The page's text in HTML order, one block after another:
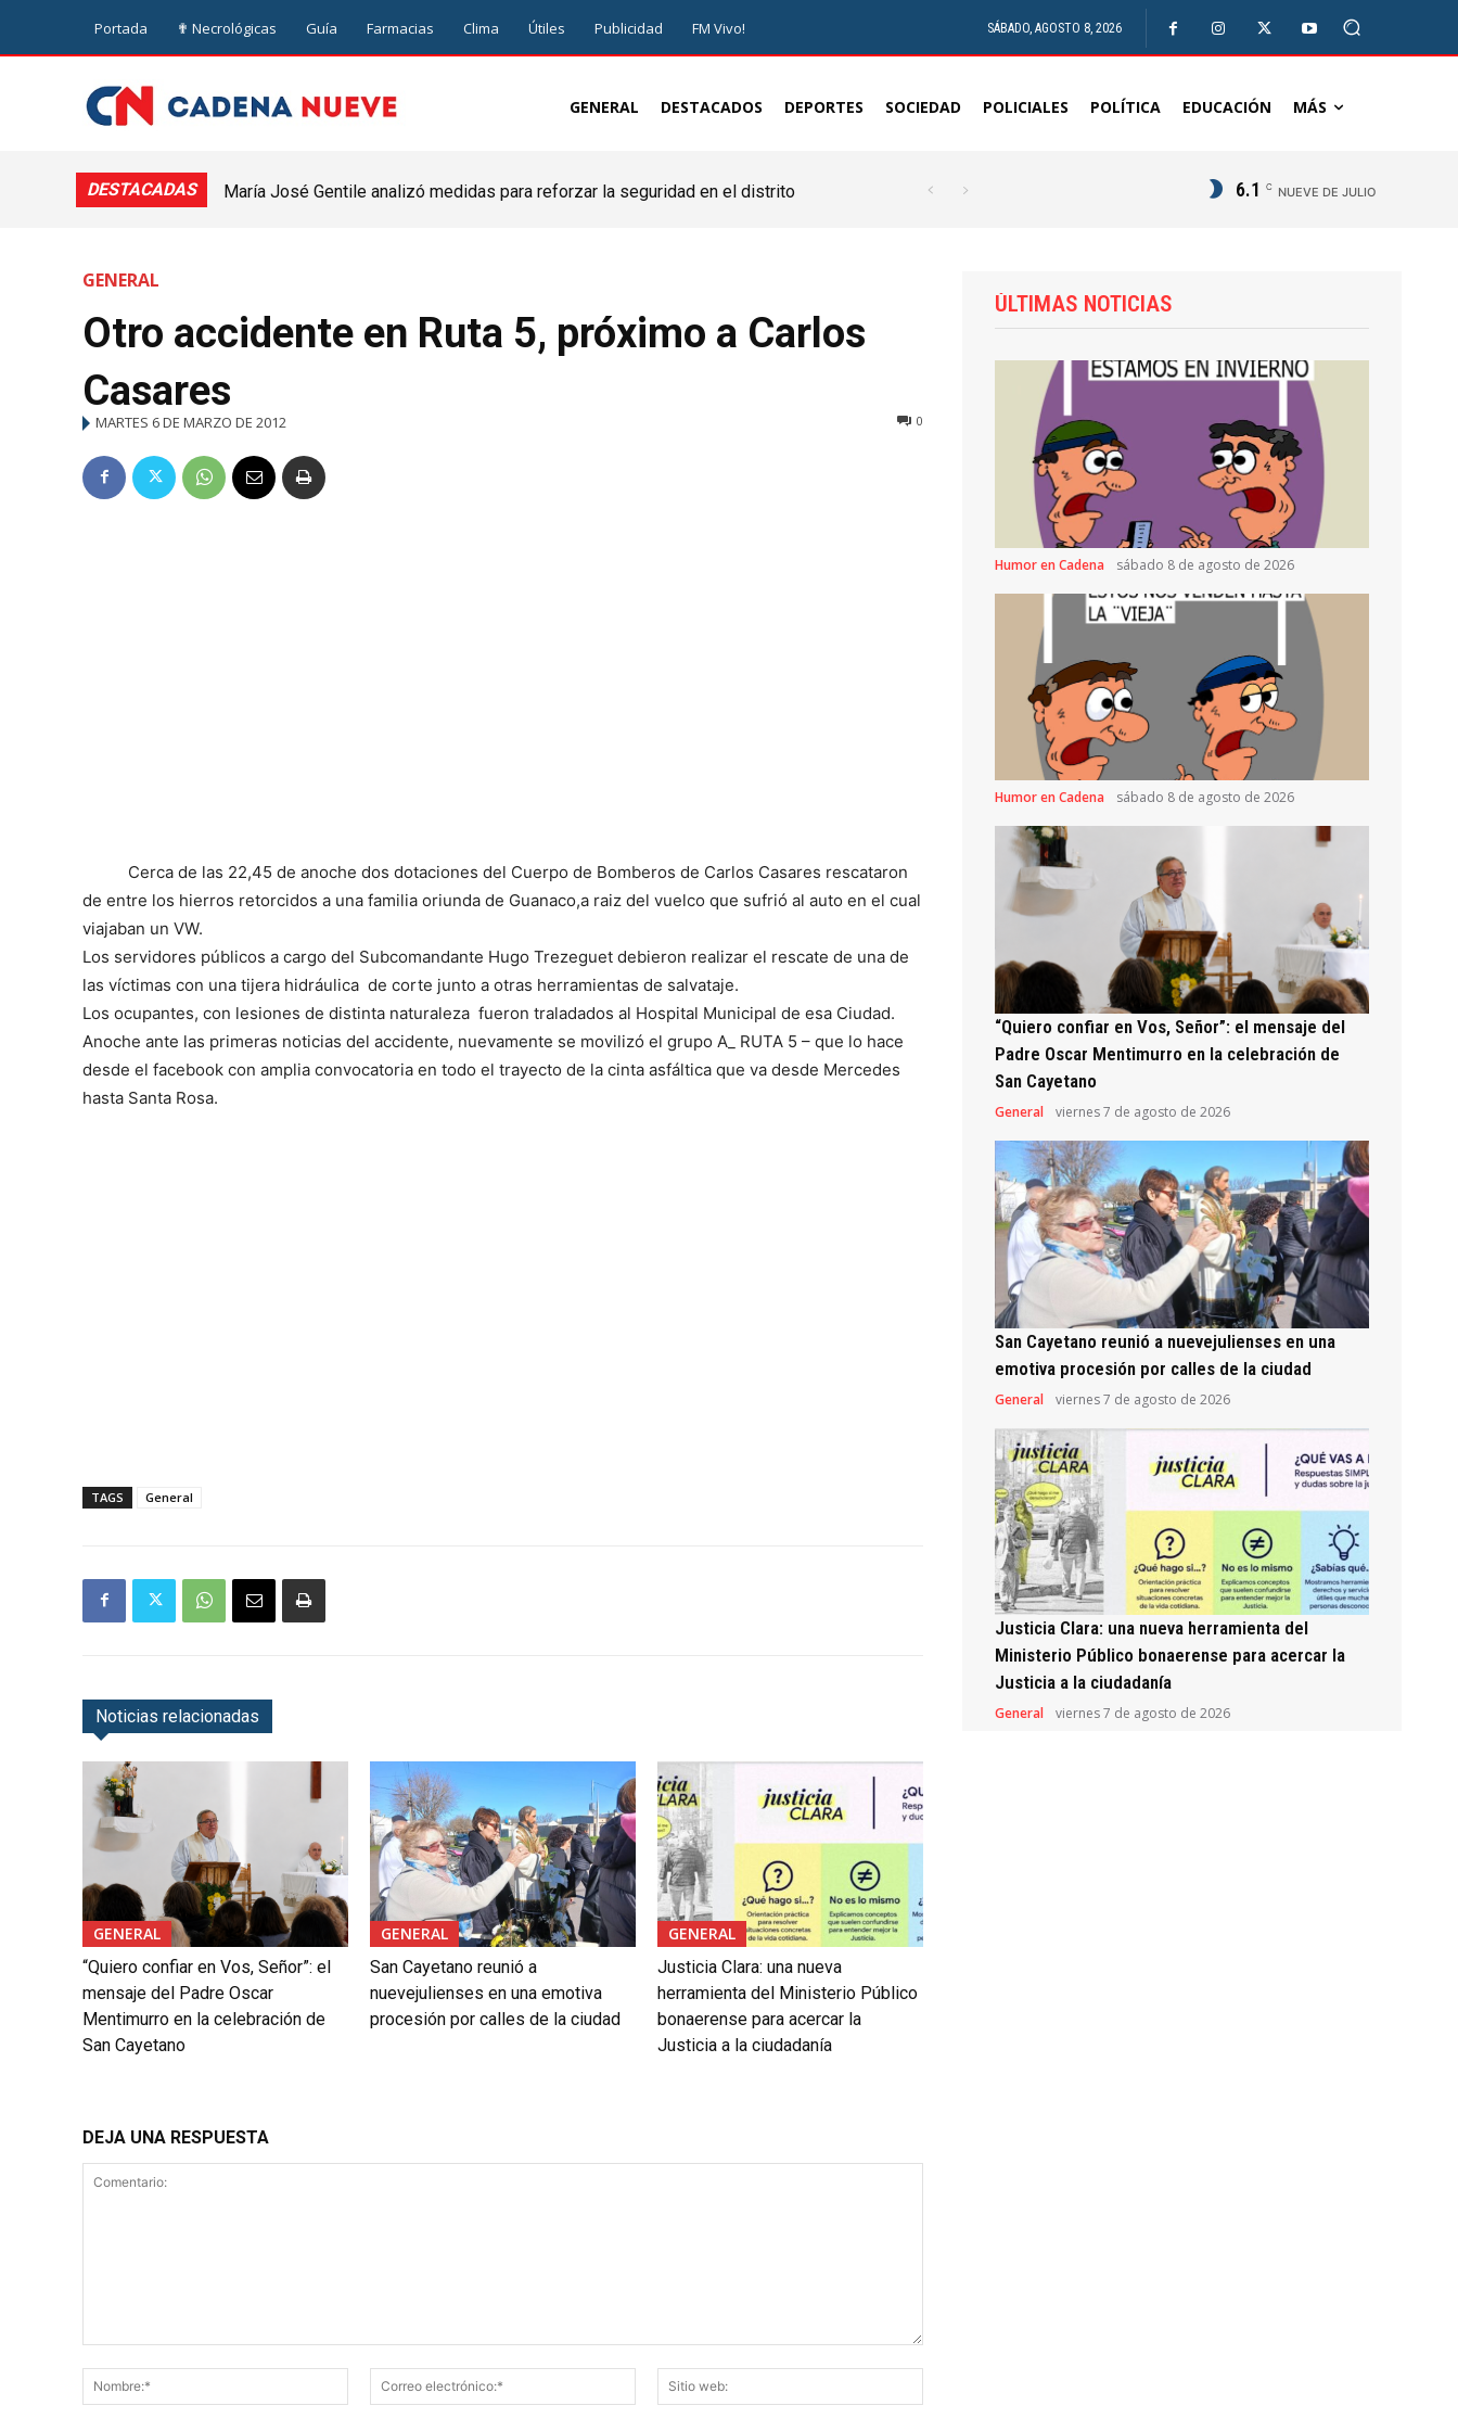
Portada ✟ Necrológicas Guía Farmacias Clima Útiles Publicidad FM Vivo! SÁBADO, AGOSTO 8, 2026
GENERAL DESTACADOS DEPORTES SOCIEDAD POLICIALES POLÍTICA EDUCACIÓN MÁS
DESTACADAS
María José Gentile analizó medidas para reforzar la seguridad en el distrito
6.1 C NUEVE DE JULIO
GENERAL
Otro accidente en Ruta 5, próximo a Carlos
Casares
MARTES 6 DE MARZO DE 2012 0
Cerca de las 22,45 de anoche dos dotaciones del Cuerpo de Bomberos de Carlos Casares rescataron
de entre los hierros retorcidos a una familia oriunda de Guanaco,a raiz del vuelco que sufrió al auto en el cual
viajaban un VW.
Los servidores públicos a cargo del Subcomandante Hugo Trezeguet debieron realizar el rescate de una de
las víctimas con una tijera hidráulica de corte junto a otras herramientas de salvataje.
Los ocupantes, con lesiones de distinta naturaleza fueron traladados al Hospital Municipal de esa Ciudad.
Anoche ante las primeras noticias del accidente, nuevamente se movilizó el grupo A_ RUTA 5 – que lo hace
desde el facebook con amplia convocatoria en todo el trayecto de la cinta asfáltica que va desde Mercedes
hasta Santa Rosa.
TAGS General
Noticias relacionadas
GENERAL
“Quiero confiar en Vos, Señor”: el
mensaje del Padre Oscar
Mentimurro en la celebración de
San Cayetano
GENERAL
San Cayetano reunió a
nuevejulienses en una emotiva
procesión por calles de la ciudad
GENERAL
Justicia Clara: una nueva
herramienta del Ministerio Público
bonaerense para acercar la
Justicia a la ciudadanía
DEJA UNA RESPUESTA
Nombre:*
Correo
electrónico:*
web:
ÚLTIMAS NOTICIAS
Humor en Cadena sábado 8 de agosto de 2026
Humor en Cadena sábado 8 de agosto de 2026
“Quiero confiar en Vos, Señor”: el mensaje del
Padre Oscar Mentimurro en la celebración de
San Cayetano
General viernes 7 de agosto de 2026
San Cayetano reunió a nuevejulienses en una
emotiva procesión por calles de la ciudad
General viernes 7 de agosto de 2026
Justicia Clara: una nueva herramienta del
Ministerio Público bonaerense para acercar la
Justicia a la ciudadanía
General viernes 7 de agosto de 2026